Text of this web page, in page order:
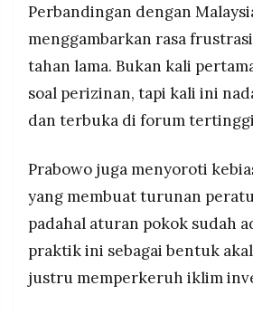
Perbandingan dengan
menggambarkan rasa
tahan lama. Bukan kali
soal perizinan, tapi kali ini
dan terbuka di forum
Prabowo juga menyoroti
yang membuat turunan
padahal aturan pokok sudah
praktik ini sebagai bentuk
justru memperkeruh iklim